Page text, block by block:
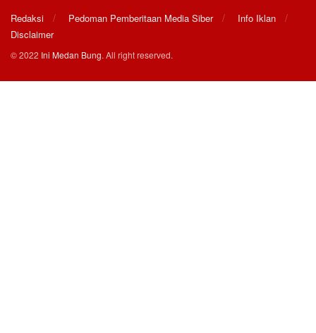
Redaksi Pedoman Pemberitaan Media Siber
Info Iklan
Disclaimer
© 2022 Ini Medan Bung. All right reserved.